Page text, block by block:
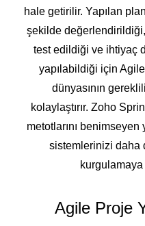
hale getirilir. Yapılan
şekilde
test edildiği ve ihtiyaç
yapılabildiği için
dünyasının
kolaylaştırır. Zoho
metotlarını benimseyen
sistemlerinizi daha
Agile Proje